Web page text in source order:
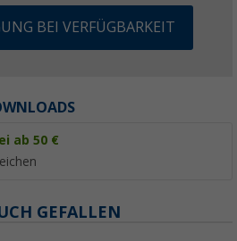
BEI VERFÜGBARKEIT
ab 50 €
GEFALLEN